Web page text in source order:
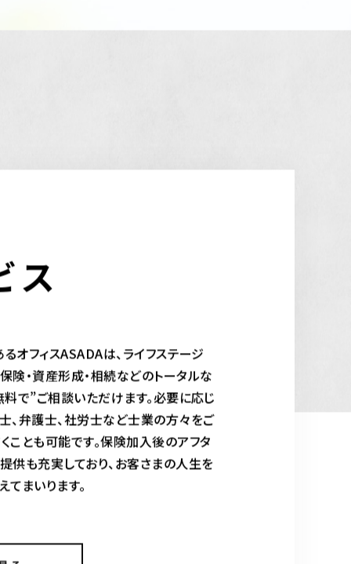
ス
オフィスASADAは、ライフステージ
険・資産形成・相続などのトータルな
で”ご相談いただけます。必要に応じ
、弁護士、社労士など士業の方々をご
ことも可能です。保険加入後のアフタ
供も充実しており、お客さまの人生を